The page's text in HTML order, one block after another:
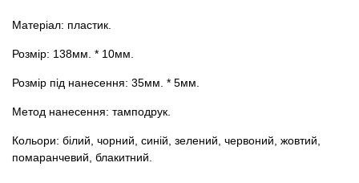
Матеріал: пластик.
Розмір: 138мм. * 10мм.
Розмір під нанесення: 35мм. * 5мм.
Метод нанесення: тамподрук.
Кольори: білий, чорний, синій, зелений, червоний, жовтий,
помаранчевий, блакитний.